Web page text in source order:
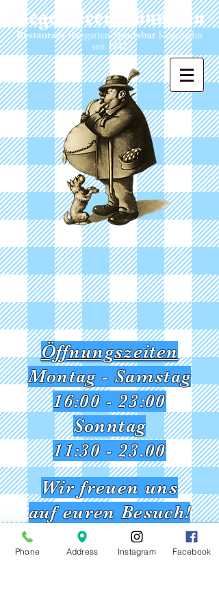
Öffnungszeiten
Montag - Samstag
16:00 - 23:00​
Sonntag
11:30 - 23.00​
Wir freuen uns
auf euren Besuch!
Besuchen Sie uns gerne auch
in Tegel.
Phone Address Instagram Facebook